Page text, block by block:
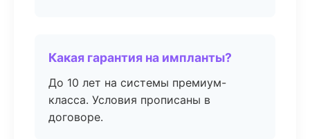
Какая гарантия на импланты?
До 10 лет на системы премиум-
класса. Условия прописаны в
договоре.